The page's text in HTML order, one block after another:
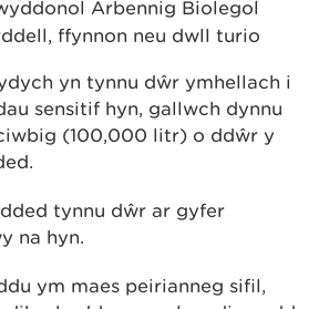
Arbennig Biolegol
ffynnon neu dwll turio
yn tynnu dŵr ymhellach i
sensitif hyn, gallwch dynnu
(100,000 litr) o ddŵr y
tynnu dŵr ar gyfer
na hyn.
ym maes peirianneg sifil,